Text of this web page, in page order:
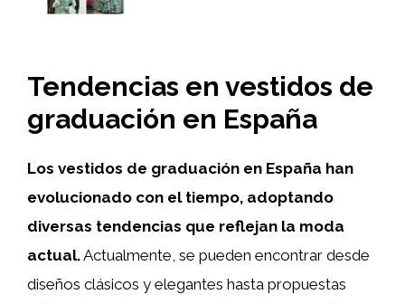
Tendencias en vestidos de
graduación en España
Los vestidos de graduación en España han
evolucionado con el tiempo, adoptando
diversas tendencias que reflejan la moda
actual.Actualmente, se pueden encontrar desde
diseños clásicos y elegantes hasta propuestas